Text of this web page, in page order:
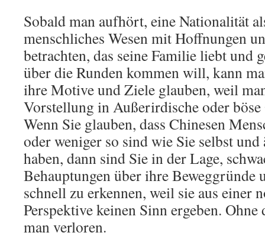
Sobald man aufhört, eine Nationalität
menschliches Wesen mit Hoffnungen
betrachten, das seine Familie liebt und
über die Runden kommen will, kann
ihre Motive und Ziele glauben, weil
Vorstellung in Außerirdische oder
Wenn Sie glauben, dass Chinesen
oder weniger so sind wie Sie selbst
haben, dann sind Sie in der Lage,
Behauptungen über ihre Beweggründe
schnell zu erkennen, weil sie aus einer
Perspektive keinen Sinn ergeben. Ohne
man verloren.